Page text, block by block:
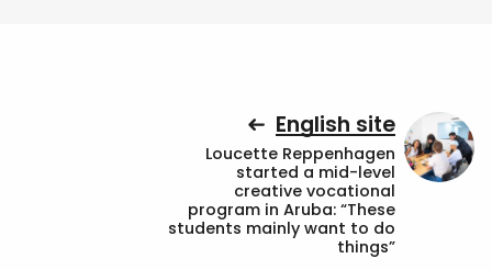
English site
Loucette Reppenhagen
started a mid-level
creative vocational
program in Aruba: “These
students mainly want to do
things”